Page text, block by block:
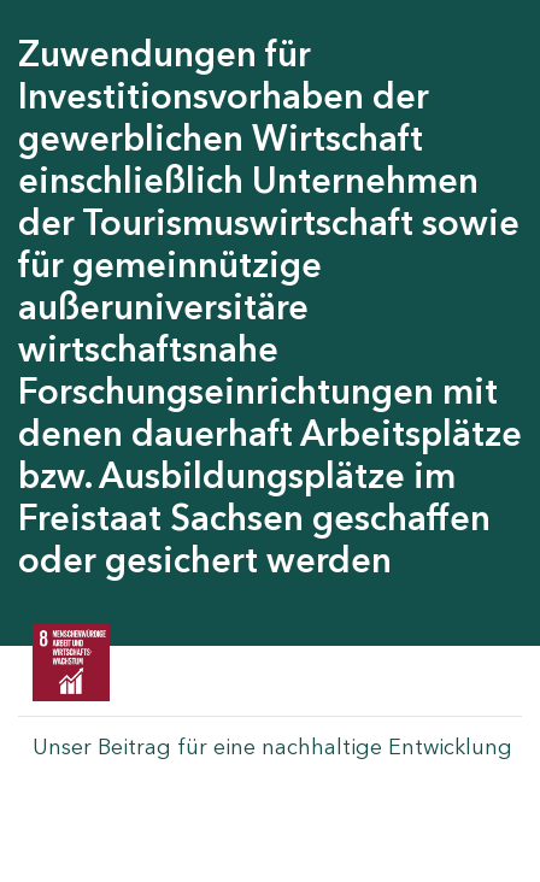
Zuwendungen für
Investitionsvorhaben der
gewerblichen Wirtschaft
einschließlich Unternehmen
der Tourismuswirtschaft sowie
für gemeinnützige
außeruniversitäre
wirtschaftsnahe
Forschungseinrichtungen mit
denen dauerhaft Arbeitsplätze
bzw. Ausbildungsplätze im
Freistaat Sachsen geschaffen
oder gesichert werden
Unser Beitrag für eine nachhaltige Entwicklung